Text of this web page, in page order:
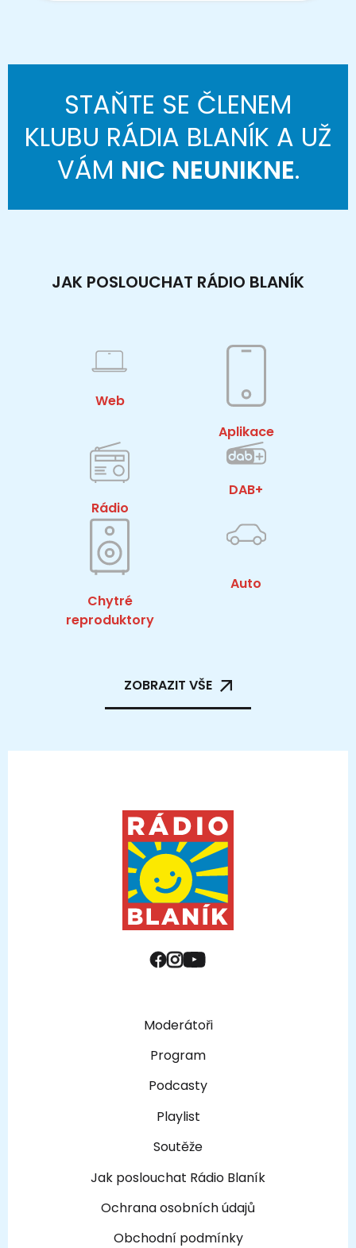
STAŇTE SE ČLENEM
KLUBU RÁDIA BLANÍK A UŽ
VÁM NIC NEUNIKNE.
JAK POSLOUCHAT RÁDIO BLANÍK
Web
Aplikace
Rádio
DAB+
Chytré
reproduktory
Auto
ZOBRAZIT VŠE
Moderátoři
Program
Podcasty
Playlist
Soutěže
Jak poslouchat Rádio Blaník
Ochrana osobních údajů
Obchodní podmínky